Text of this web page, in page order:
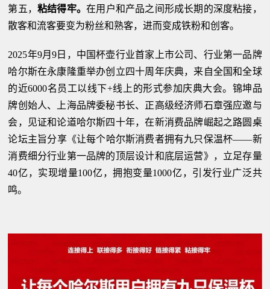
第五，粘结得牢。在用户和产品之间形成长期的深度粘接，
散客和流客要变为粉丝和熟客，进而变成铁粉和创客。
2025年9月9日，中国杯壶行业首家上市公司、行业第一品牌
哈尔斯在永康隆重举办创立四十周年庆典，来自全国和全球
的近6000名员工以线下+线上的形式参加庆典大会。锦坤品
牌创始人、上海品牌委秘书长、正高级经济师石章强应邀与
会，见证和论道哈尔斯四十年，在新消费品牌崛起之路圆桌
论坛主旨分享《让每个哈尔斯消费者拥有九只保温杯——新
消费细分行业第一品牌的顶层设计和底层运营》，立足存量
40亿，实现增量100亿，拥抱变量1000亿，引发行业广泛共
鸣。